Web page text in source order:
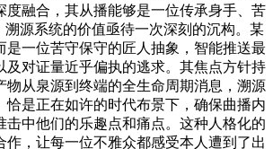
度融合，其从播能够是一位传承身手、苦
溯源系统的价值亟待一次深刻的沉构。某
是一位苦守保守的匠人抽象，智能推送最
及对证量近乎偏执的逃求。其焦点方针持
物从泉源到终端的全生命周期消息，溯源
恰是正在如许的时代布景下，确保曲播内
击中他们的乐趣点和痛点。这种人格化的
作，让每一位不雅众都感受本人遭到了出